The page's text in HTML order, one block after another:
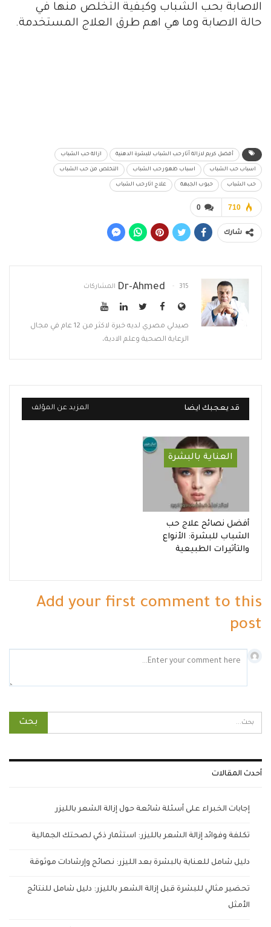
الاصابة بحب الشباب وكيفية التخلص منها في
حالة الاصابة وما هي اهم طرق العلاج المستخدمة.
أفضل كريم لازالة آثار حب الشباب للبشرة الدهنية ازالة حب الشباب
اسباب حب الشباب اسباب ظهور حب الشباب التخلص من حب الشباب
حب الشباب حبوب الجبهة علاج اثار حب الشباب
0 710
شارك
Dr-Ahmed 315 المشاركات
صيدلي مصري لديه خبرة لاكثر من 12 عام في مجال
الرعاية الصحية وعلم الادية،
قد يعجبك ايضا المزيد عن المؤلف
العناية بالبشرة
أفضل نصائح علاج حب
الشباب للبشرة: الأنواع
والتأثيرات الطبيعية
Add your first comment to this
post
أحدث المقالات
إجابات الخبراء على أسئلة شائعة حول إزالة الشعر بالليزر
تكلفة وفوائد إزالة الشعر بالليزر: استثمار ذكي لصحتك الجمالية
دليل شامل للعناية بالبشرة بعد الليزر: نصائح وإرشادات موثوقة
تحضير مثالي للبشرة قبل إزالة الشعر بالليزر: دليل شامل للنتائج
الأمثل